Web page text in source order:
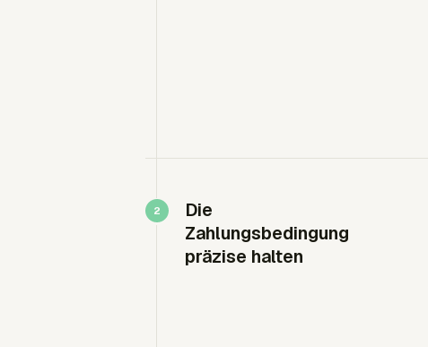
Die
Zahlungsbedingung
präzise halten